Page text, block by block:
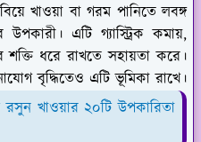
খাওয়া বা গরম পানিতে লবঙ্গ
এটি গ্যাস্ট্রিক কমায়,
শক্তি ধরে রাখতে সহায়তা করে।
বৃদ্ধিতেও এটি ভূমিকা রাখে।
রসুন খাওয়ার ২০টি উপকারিতা